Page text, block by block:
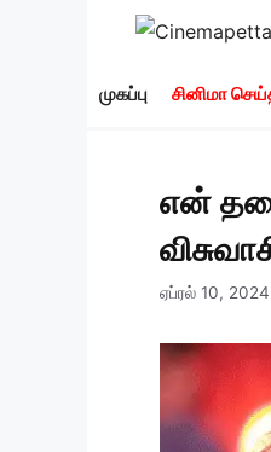
முகப்பு சினிமா
என்
ஏப்ரல் 10, 2024